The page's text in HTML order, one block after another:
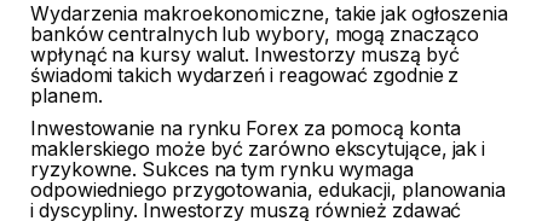
Wydarzenia makroekonomiczne, takie jak ogłoszenia
banków centralnych lub wybory, mogą znacząco
wpłynąć na kursy walut. Inwestorzy muszą być
świadomi takich wydarzeń i reagować zgodnie z
planem.
Inwestowanie na rynku Forex za pomocą konta
maklerskiego może być zarówno ekscytujące, jak i
ryzykowne. Sukces na tym rynku wymaga
odpowiedniego przygotowania, edukacji, planowania
i dyscypliny. Inwestorzy muszą również zdawać